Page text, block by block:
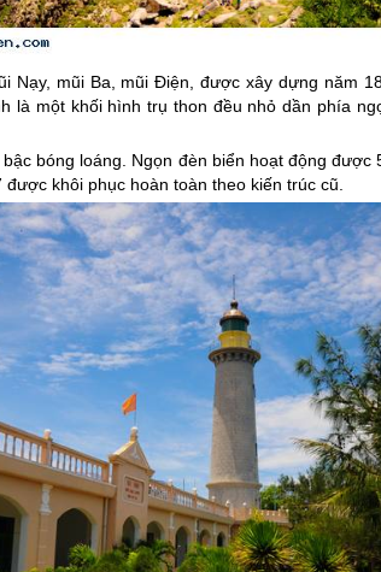
Nạy, mũi Ba, mũi Điện, được xây dựng năm
là một khối hình trụ thon đều nhỏ dần phía
bóng loáng. Ngọn đèn biển hoạt động
khôi phục hoàn toàn theo kiến trúc cũ.